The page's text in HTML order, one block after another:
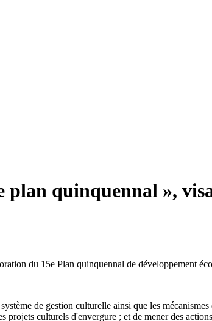
plan quinquennal »,
du 15e Plan quinquennal de développement
de gestion culturelle ainsi que les
culturels d'envergure ; et de mener des